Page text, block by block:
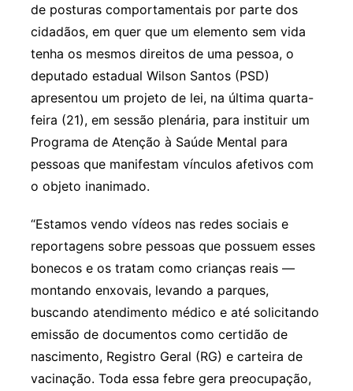
de posturas comportamentais por parte dos
cidadãos, em quer que um elemento sem vida
tenha os mesmos direitos de uma pessoa, o
deputado estadual Wilson Santos (PSD)
apresentou um projeto de lei, na última quarta-
feira (21), em sessão plenária, para instituir um
Programa de Atenção à Saúde Mental para
pessoas que manifestam vínculos afetivos com
o objeto inanimado.
“Estamos vendo vídeos nas redes sociais e
reportagens sobre pessoas que possuem esses
bonecos e os tratam como crianças reais —
montando enxovais, levando a parques,
buscando atendimento médico e até solicitando
emissão de documentos como certidão de
nascimento, Registro Geral (RG) e carteira de
vacinação. Toda essa febre gera preocupação,